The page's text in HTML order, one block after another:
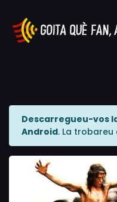
Descarregueu-vos
Android. La trobareu